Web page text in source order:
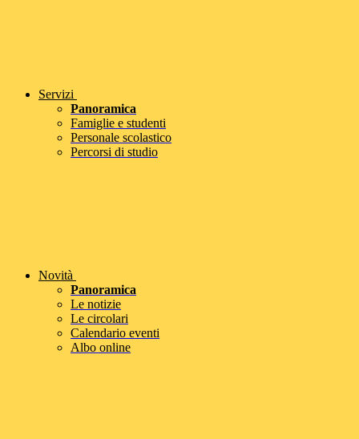
Servizi
Panoramica
Famiglie e studenti
Personale scolastico
Percorsi di studio
Novità
Panoramica
Le notizie
Le circolari
Calendario eventi
Albo online